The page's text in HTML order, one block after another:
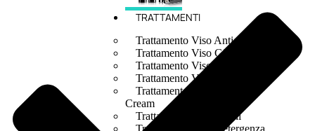
TRATTAMENTI
Trattamento Viso Antieta
Trattamento Viso Giorno
Trattamento Viso Notte
Trattamento Viso 24 Ore
Trattamento Viso Bb E Cc
Cream
Trattamento Viso Occhi